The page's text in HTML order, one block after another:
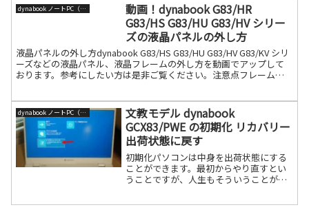
dynabook ノートPC（旧東芝）
動画！dynabook G83/HR
G83/HS G83/HU G83/HV シリー
ズの液晶パネルの外し方
液晶パネルの外し方dynabook G83/HS G83/HU G83/HV G83/KV シリ
ーズなどの液晶パネル、液晶フレームの外し方を動画でアップして
おります。参考にしたい方は是非ご覧ください。注意点フレームを
dynabook ノートPC（旧東芝）
文教モデル dynabook
GCX83/PWE の初期化 リカバリー
出荷状態に戻す
初期化パソコンは中身を出荷状態にする
ことができます。最初からやり直すとい
うことですが、人生もそういうことがで